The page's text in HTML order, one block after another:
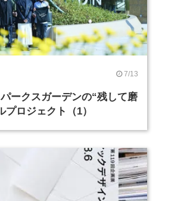
7/13
ークスガーデンの“残して磨
プロジェクト（1）